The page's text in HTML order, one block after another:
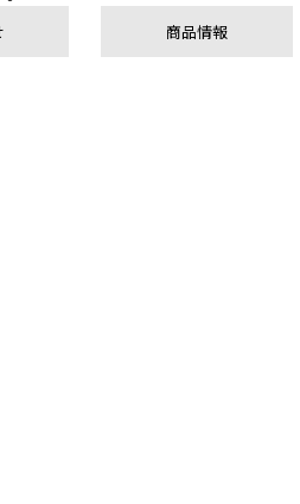
商品情報